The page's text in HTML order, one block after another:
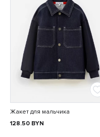
Жакет для мальчика
128.50 BYN